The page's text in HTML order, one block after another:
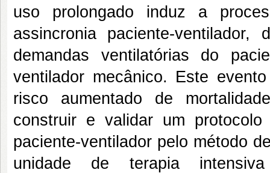
uso prolongado induz a
assincronia paciente-
demandas ventilatórias do
ventilador mecânico. Este
risco aumentado de
construir e validar um
paciente-ventilador pelo método
unidade de terapia